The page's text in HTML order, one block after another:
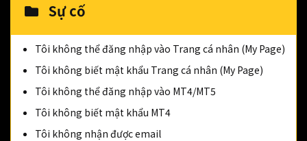
Sự cố
Tôi không thể đăng nhập vào Trang cá nhân (My Page)
Tôi không biết mật khẩu Trang cá nhân (My Page)
Tôi không thể đăng nhập vào MT4/MT5
Tôi không biết mật khẩu MT4
Tôi không nhận được email